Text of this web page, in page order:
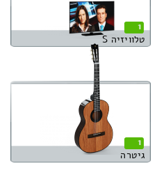
1
טלוויזיה S
1
גיטרה